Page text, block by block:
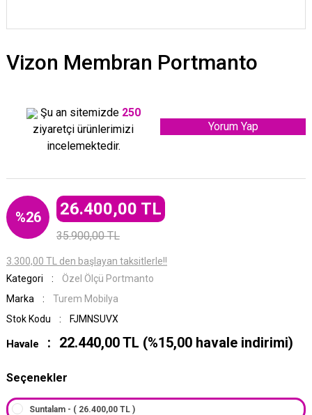
Vizon Membran Portmanto
Şu an sitemizde 250
ziyaretçi ürünlerimizi
incelemektedir.
Yorum Yap
%26 26.400,00 TL
35.900,00 TL
3.300,00 TL den başlayan taksitlerle!!
Kategori
Özel Ölçü Portmanto
Marka
Turem Mobilya
Stok Kodu
FJMNSUVX
Havale 22.440,00 TL (%15,00 havale indirimi)
Seçenekler
Suntalam - ( 26.400,00 TL )